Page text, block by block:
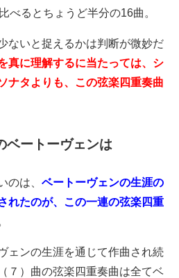
べるとちょうど半分の16曲。
ないと捉えるかは判断が微妙だ
真に理解するに当たっては、シ
ナタよりも、この弦楽四重奏曲
ベートーヴェンは
のは、 ベートーヴェンの生涯の
れたのが、この一連の弦楽四重
ェンの生涯を通じて作曲され続
７）曲の弦楽四重奏曲は全てベ